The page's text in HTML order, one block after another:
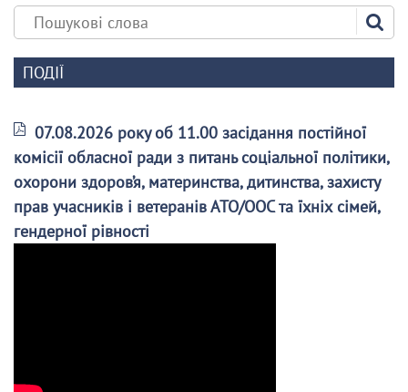
ПОДІЇ
07.08.2026 року об 11.00 засідання постійної
комісії обласної ради з питань соціальної політики,
охорони здоров’я, материнства, дитинства, захисту
прав учасників і ветеранів АТО/ООС та їхніх сімей,
гендерної рівності